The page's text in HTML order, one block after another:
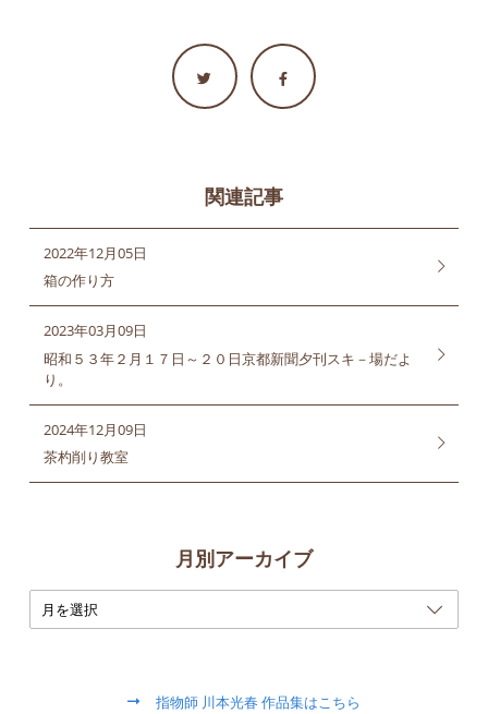
関連記事
2022年12月05日
箱の作り方
2023年03月09日
昭和５３年２月１７日～２０日京都新聞夕刊スキ－場だよ
り。
2024年12月09日
茶杓削り教室
月別アーカイブ
指物師 川本光春 作品集はこちら